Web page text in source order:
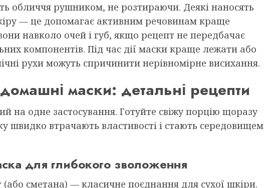
обличчя рушником, не розтираючи. Деякі наносять
— це допомагає активним речовинам краще
навколо очей і губ, якщо рецепт не передбачає
компонентів. Під час дії маски краще лежати або
рухи можуть спричинити нерівномірне висихання.
маски: детальні рецепти
на одне застосування. Готуйте свіжу порцію щоразу
втрачають властивості і стають середовищем
для глибокого зволоження
сметана) — класичне поєднання для сухої шкіри.